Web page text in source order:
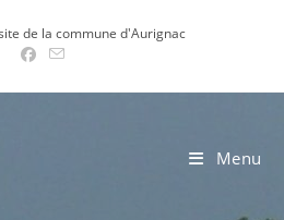
de la commune d'Aurignac
Menu